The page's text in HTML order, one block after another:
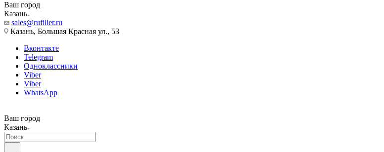
Ваш город
Казань
sales@rufiller.ru
Казань, Большая Красная ул., 53
Вконтакте
Telegram
Одноклассники
Viber
Viber
WhatsApp
Ваш город
Казань